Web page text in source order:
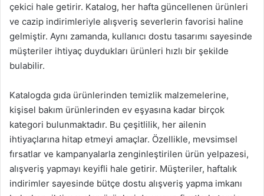
çekici hale getirir. Katalog, her hafta güncellenen ürünleri
ve cazip indirimleriyle alışveriş severlerin favorisi haline
gelmiştir. Aynı zamanda, kullanıcı dostu tasarımı sayesinde
müşteriler ihtiyaç duydukları ürünleri hızlı bir şekilde
bulabilir.
Katalogda gıda ürünlerinden temizlik malzemelerine,
kişisel bakım ürünlerinden ev eşyasına kadar birçok
kategori bulunmaktadır. Bu çeşitlilik, her ailenin
ihtiyaçlarına hitap etmeyi amaçlar. Özellikle, mevsimsel
fırsatlar ve kampanyalarla zenginleştirilen ürün yelpazesi,
alışveriş yapmayı keyifli hale getirir. Müşteriler, haftalık
indirimler sayesinde bütçe dostu alışveriş yapma imkanı